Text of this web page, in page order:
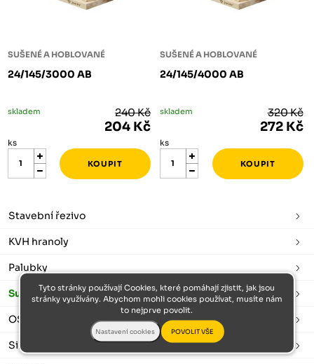
SUŠENÉ A HOBLOVANÉ
24/145/3000 AB
skladem 240 Kč
204 Kč
ks
SUŠENÉ A HOBLOVANÉ
24/145/4000 AB
skladem 320 Kč
272 Kč
ks
Stavební řezivo
KVH hranoly
Palubky
Sušené a hoblované
OSB desky
Sibiřský modřín
Tyto stránky používají Cookies, které pomáhají zjistit, jak jsou
stránky využívány. Abychom mohli cookies používat, musíte nám
to nejprve povolit.